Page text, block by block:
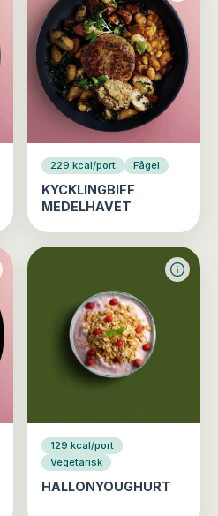
229 kcal/port Fågel
KYCKLINGBIFF
MEDELHAVET
129 kcal/port
Vegetarisk
HALLONYOUGHURT